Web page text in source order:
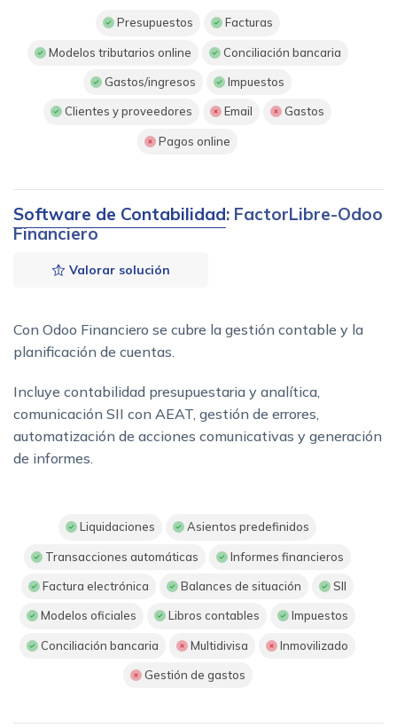
Presupuestos Facturas
Modelos tributarios online Conciliación bancaria
Gastos/ingresos Impuestos
Clientes y proveedores Email Gastos
Pagos online
Software de Contabilidad: FactorLibre-Odoo
Financiero
Valorar solución
Con Odoo Financiero se cubre la gestión contable y la
planificación de cuentas.
Incluye contabilidad presupuestaria y analítica,
comunicación SII con AEAT, gestión de errores,
automatización de acciones comunicativas y generación
de informes.
Liquidaciones Asientos predefinidos
Transacciones automáticas Informes financieros
Factura electrónica Balances de situación SII
Modelos oficiales Libros contables Impuestos
Conciliación bancaria Multidivisa Inmovilizado
Gestión de gastos